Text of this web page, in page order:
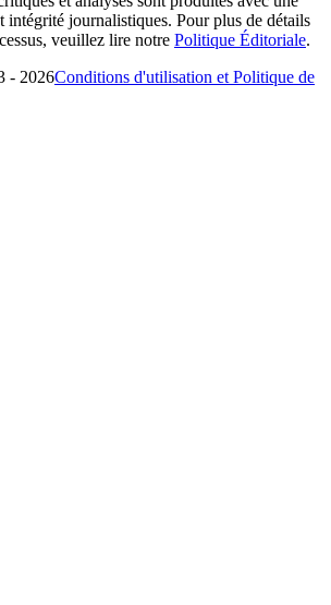
intégrité journalistiques. Pour plus de détails
veuillez lire notre Politique Éditoriale.
- 2026Conditions d'utilisation et Politique de